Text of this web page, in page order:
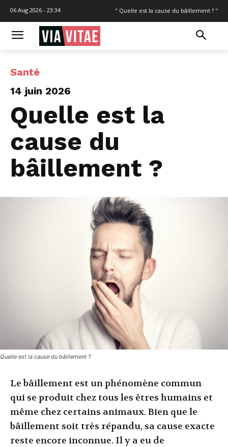
06 Aug 2026 - 23:34 " Quelle est la cause du bâillement ? "
Santé
14 juin 2026
Quelle est la
cause du
bâillement ?
Quelle est la cause du bâillement ?
Le bâillement est un phénomène commun
qui se produit chez tous les êtres humains et
même chez certains animaux. Bien que le
bâillement soit très répandu, sa cause exacte
reste encore inconnue. Il y a eu de